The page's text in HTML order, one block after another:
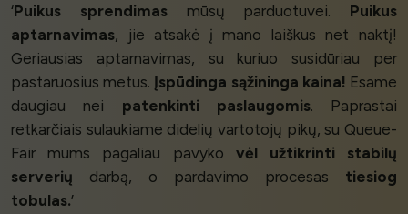
‘Puikus sprendimasmūsų parduotuvei. Puikus
aptarnavimas, jie atsakė į mano laiškus net naktį!
Geriausias aptarnavimas, su kuriuo susidūriau per
pastaruosius metus. Įspūdinga sąžininga kaina! Esame
daugiau nei patenkinti paslaugomis. Paprastai
retkarčiais sulaukiame didelių vartotojų pikų, su Queue-
Fair mums pagaliau pavyko vėl užtikrinti stabilų
serverių darbą, o pardavimo procesas tiesiog
tobulas.’